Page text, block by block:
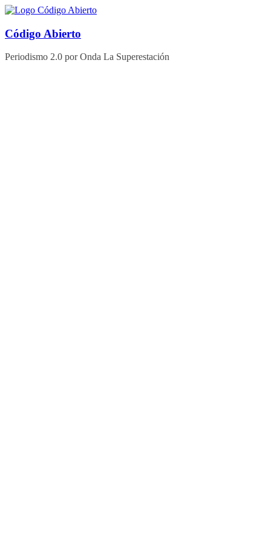
Saltar
contenido
Código Abierto
Periodismo 2.0 por Onda La Superestación